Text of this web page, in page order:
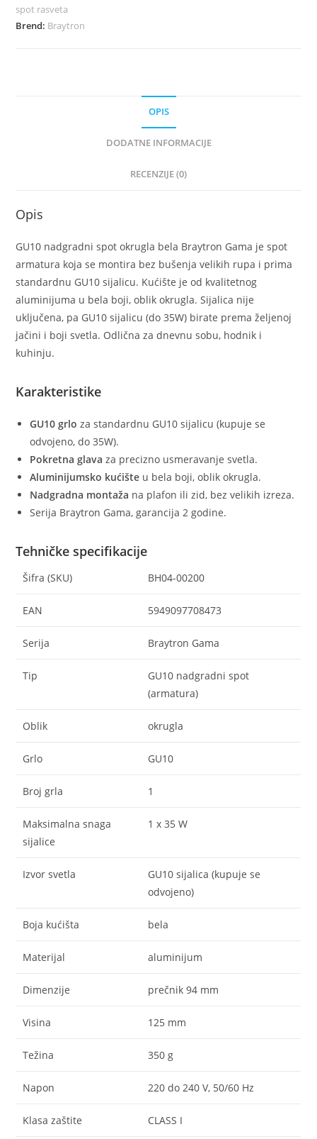
spot rasveta
Brend: Braytron
OPIS
DODATNE INFORMACIJE
RECENZIJE (0)
Opis
GU10 nadgradni spot okrugla bela Braytron Gama je spot
armatura koja se montira bez bušenja velikih rupa i prima
standardnu GU10 sijalicu. Kućište je od kvalitetnog
aluminijuma u bela boji, oblik okrugla. Sijalica nije
uključena, pa GU10 sijalicu (do 35W) birate prema željenoj
jačini i boji svetla. Odlična za dnevnu sobu, hodnik i
kuhinju.
Karakteristike
GU10 grlo za standardnu GU10 sijalicu (kupuje se
odvojeno, do 35W).
Pokretna glava za precizno usmeravanje svetla.
Aluminijumsko kućište u bela boji, oblik okrugla.
Nadgradna montaža na plafon ili zid, bez velikih izreza.
Serija Braytron Gama, garancija 2 godine.
Tehničke specifikacije
Šifra (SKU) BH04-00200
EAN 5949097708473
Serija Braytron Gama
Tip
GU10 nadgradni spot
(armatura)
Oblik okrugla
Grlo GU10
Broj grla 1
Maksimalna snaga
sijalice
1 x 35 W
Izvor svetla
GU10 sijalica (kupuje se
odvojeno)
Boja kućišta bela
Materijal aluminijum
Dimenzije prečnik 94 mm
Visina 125 mm
Težina 350 g
Napon 220 do 240 V, 50/60 Hz
Klasa zaštite CLASS I